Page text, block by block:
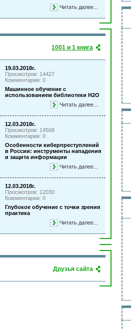
Читать далее...
1001 и 1 книга
19.03.2018г.
Просмотров: 14427
Комментарии: 0
Машинное обучение с
использованием библиотеки Н2О
Читать далее...
12.03.2018г.
Просмотров: 14568
Комментарии: 0
Особенности киберпреступлений
в России: инструменты нападения
и защита информации
Читать далее...
12.03.2018г.
Просмотров: 12030
Комментарии: 0
Глубокое обучение с точки зрения
практика
Читать далее...
Друзья сайта